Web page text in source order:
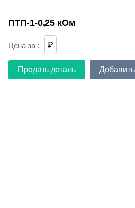
ПТП-1-0,25 кОм
Цена за : ₽
Продать деталь Добавить